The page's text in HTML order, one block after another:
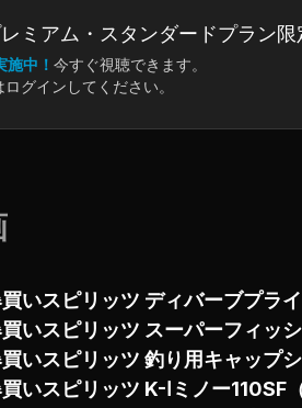
ミアム・ スタンダードプラン限
中！ 今すぐ視聴できます。
グインしてください。
いスピリッツ ディバーブプライ
いスピリッツ スーパーフィッ
いスピリッツ 釣り用キャップ
いスピリッツ K-Ⅰミノー110SF